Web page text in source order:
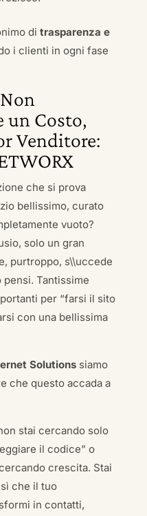
di trasparenza e
i clienti in ogni fase
un Costo,
Venditore:
che si prova
bellissimo, curato
vuoto?
solo un gran
purtroppo, s\\uccede
Tantissime
per “farsi il sito
con una bellissima
Solutionssiamo
che questo accada a
stai cercando solo
il codice” o
crescita. Stai
che il tuo
in contatti,